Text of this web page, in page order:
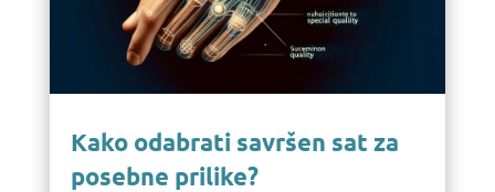
Kako odabrati savršen sat za
posebne prilike?